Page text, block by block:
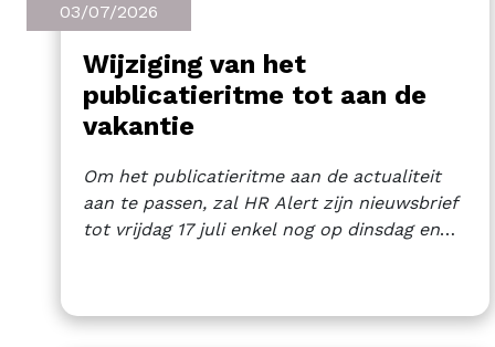
03/07/2026
Wijziging van het
publicatieritme tot aan de
vakantie
Om het publicatieritme aan de actualiteit
aan te passen, zal HR Alert zijn nieuwsbrief
tot vrijdag 17 juli enkel nog op dinsdag en